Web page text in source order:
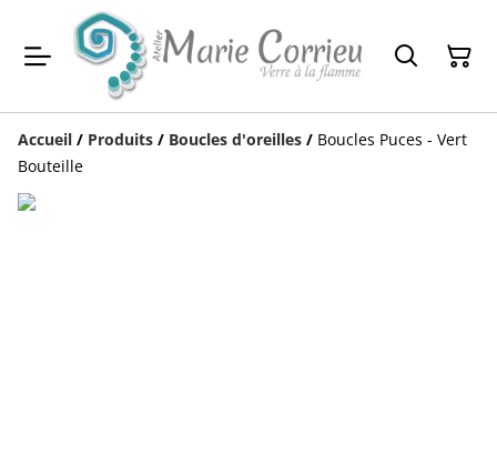
Accueil / Produits / Boucles d'oreilles / Boucles Puces - Vert
Bouteille